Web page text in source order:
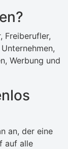
Freiberufler,
Werbung und
an, der eine
auf alle